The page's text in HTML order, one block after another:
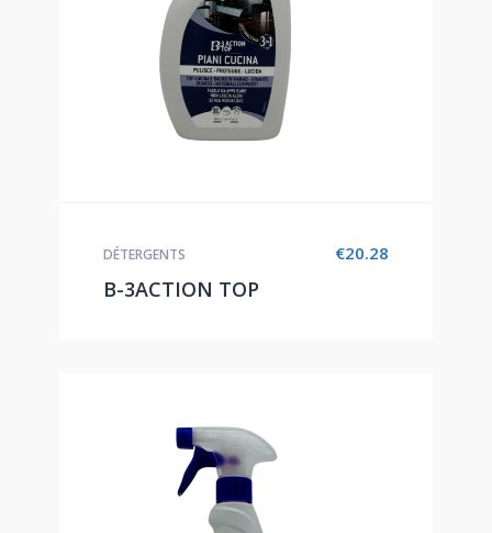
€20.28
DÉTERGENTS
B-3ACTION TOP